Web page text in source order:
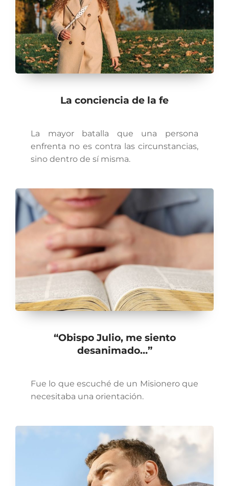
La conciencia de la fe
La mayor batalla que una persona
enfrenta no es contra las circunstancias,
sino dentro de sí misma.
“Obispo Julio, me siento
desanimado…”
Fue lo que escuché de un Misionero que
necesitaba una orientación.